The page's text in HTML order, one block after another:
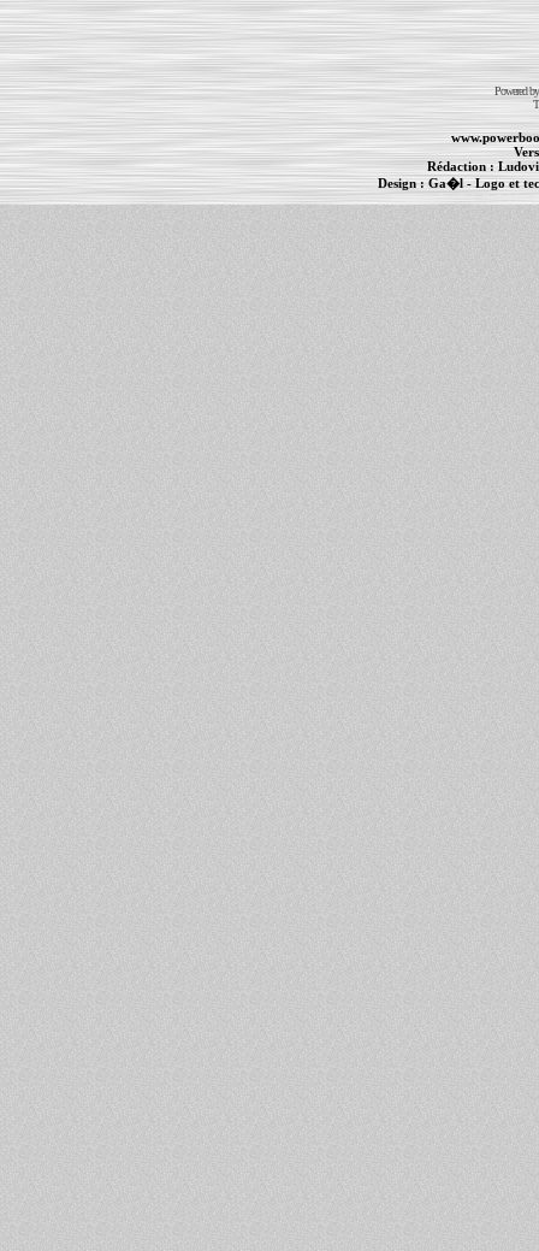
Powered
Rédaction :
Design : Ga�l- Logo et